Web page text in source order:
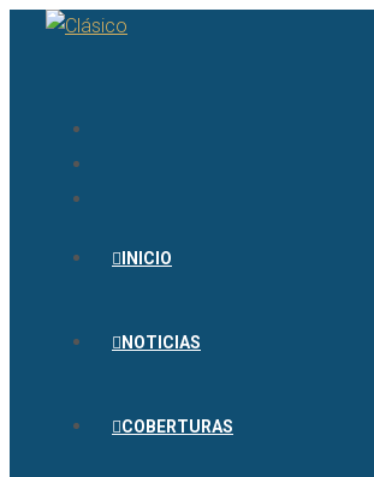
INICIO
NOTICIAS
COBERTURAS